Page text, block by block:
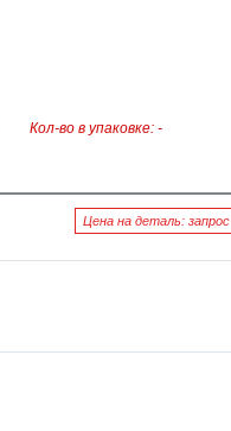
Кол-во в упаковке: -
Цена на деталь: запрос